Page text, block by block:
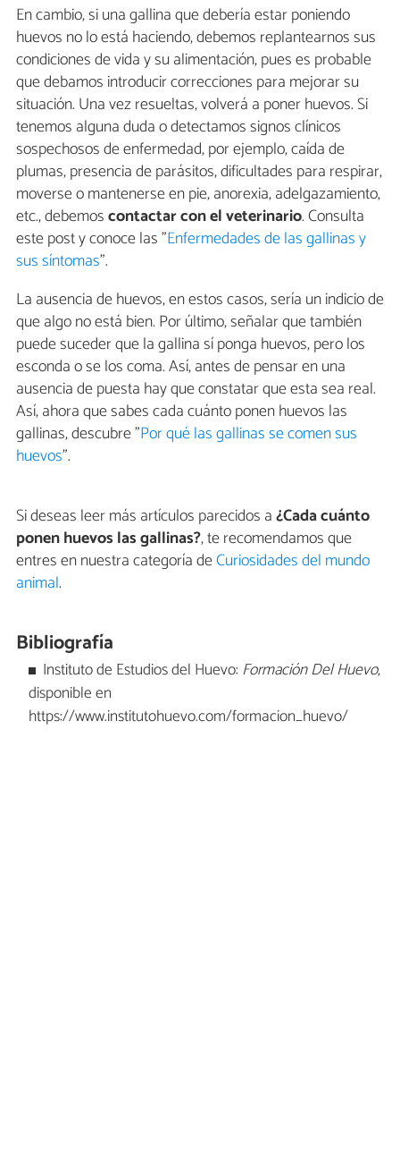
En cambio, si una gallina que debería estar poniendo
huevos no lo está haciendo, debemos replantearnos sus
condiciones de vida y su alimentación, pues es probable
que debamos introducir correcciones para mejorar su
situación. Una vez resueltas, volverá a poner huevos. Si
tenemos alguna duda o detectamos signos clínicos
sospechosos de enfermedad, por ejemplo, caída de
plumas, presencia de parásitos, dificultades para respirar,
moverse o mantenerse en pie, anorexia, adelgazamiento,
etc., debemoscontactar con el veterinario. Consulta
este post y conoce las "Enfermedades de las gallinas y
sus síntomas".
La ausencia de huevos, en estos casos, sería un indicio de
que algo no está bien. Por último, señalar que también
puede suceder que la gallina sí ponga huevos, pero los
esconda o se los coma. Así, antes de pensar en una
ausencia de puesta hay que constatar que esta sea real.
Así, ahora que sabes cada cuánto ponen huevos las
gallinas, descubre "Por qué las gallinas se comen sus
huevos".
Si deseas leer más artículos parecidos a¿Cada cuánto
ponen huevos las gallinas?, te recomendamos que
entres en nuestra categoría deCuriosidades del mundo
animal.
Bibliografía
Instituto de Estudios del Huevo: Formación Del Huevo,
disponible en
https://www.institutohuevo.com/formacion_huevo/